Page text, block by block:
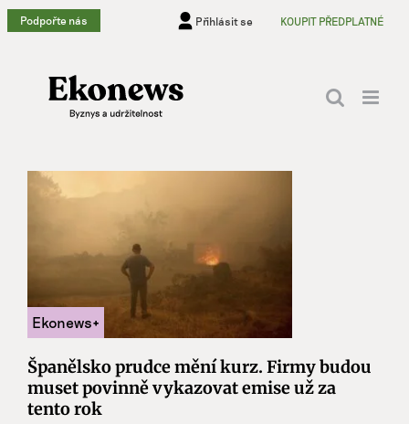
Přeskočit
na
Podpořte nás Přihlásit se KOUPIT PŘEDPLATNÉ
Španělsko prudce mění kurz. Firmy budou
muset povinně vykazovat emise už za
tento rok